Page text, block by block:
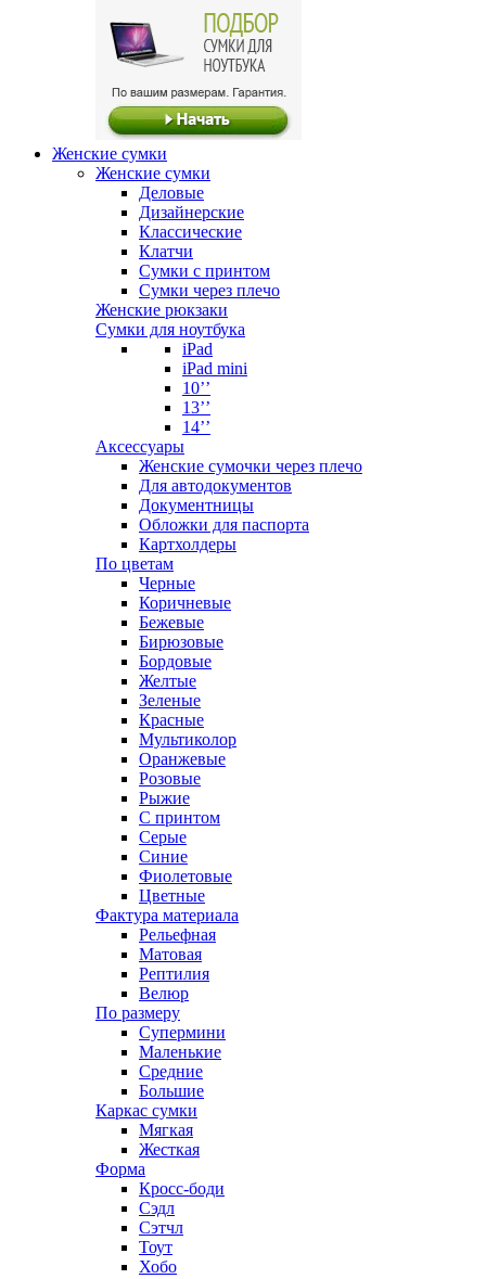
Женские сумки
Женские сумки
Деловые
Дизайнерские
Классические
Клатчи
Сумки с принтом
Сумки через плечо
Женские рюкзаки
Сумки для ноутбука
iPad
iPad mini
10’’
13’’
14’’
Аксессуары
Женские сумочки через плечо
Для автодокументов
Документницы
Обложки для паспорта
Картхолдеры
По цветам
Черные
Коричневые
Бежевые
Бирюзовые
Бордовые
Желтые
Зеленые
Красные
Мультиколор
Оранжевые
Розовые
Рыжие
С принтом
Серые
Синие
Фиолетовые
Цветные
Фактура материала
Рельефная
Матовая
Рептилия
Велюр
По размеру
Супермини
Маленькие
Средние
Большие
Каркас сумки
Мягкая
Жесткая
Форма
Кросс-боди
Сэдл
Сэтчл
Тоут
Хобо